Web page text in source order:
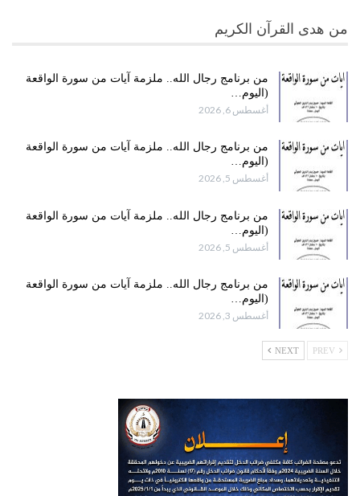
من هدى القرآن الكريم
من برنامج رجال الله.. ملزمة آيات من سورة الواقعة
(اليوم…
أغسطس 6, 2026
من برنامج رجال الله.. ملزمة آيات من سورة الواقعة
(اليوم…
أغسطس 5, 2026
من برنامج رجال الله.. ملزمة آيات من سورة الواقعة
(اليوم…
أغسطس 5, 2026
من برنامج رجال الله.. ملزمة آيات من سورة الواقعة
(اليوم…
أغسطس 3, 2026
NEXT